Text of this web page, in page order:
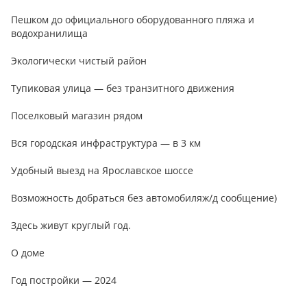
Пешком до официального оборудованного пляжа и
водохранилища
Экологически чистый район
Тупиковая улица — без транзитного движения
Поселковый магазин рядом
Вся городская инфраструктура — в 3 км
Удобный выезд на Ярославское шоссе
Возможность добраться без автомобиляж/д сообщение)
Здесь живут круглый год.
О доме
Год постройки — 2024